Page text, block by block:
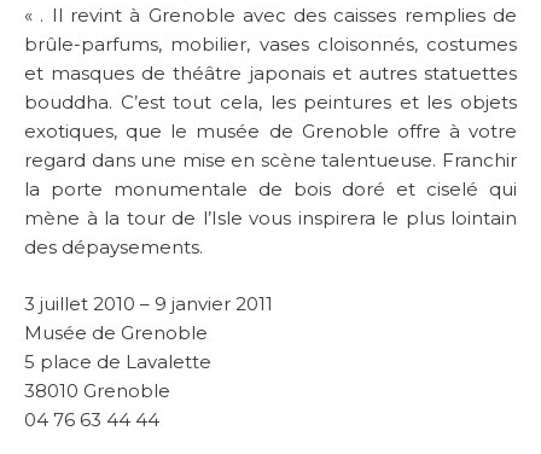
« . Il revint à Grenoble avec des caisses remplies de
brûle-parfums, mobilier, vases cloisonnés, costumes
et masques de théâtre japonais et autres statuettes
bouddha. C’est tout cela, les peintures et les objets
exotiques, que le musée de Grenoble offre à votre
regard dans une mise en scène talentueuse. Franchir
la porte monumentale de bois doré et ciselé qui
mène à la tour de l’Isle vous inspirera le plus lointain
des dépaysements.
3 juillet 2010 – 9 janvier 2011
Musée de Grenoble
5 place de Lavalette
38010 Grenoble
04 76 63 44 44